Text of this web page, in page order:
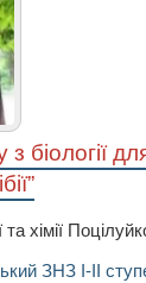
біології
та хімії
ЗНЗ І-ІІ